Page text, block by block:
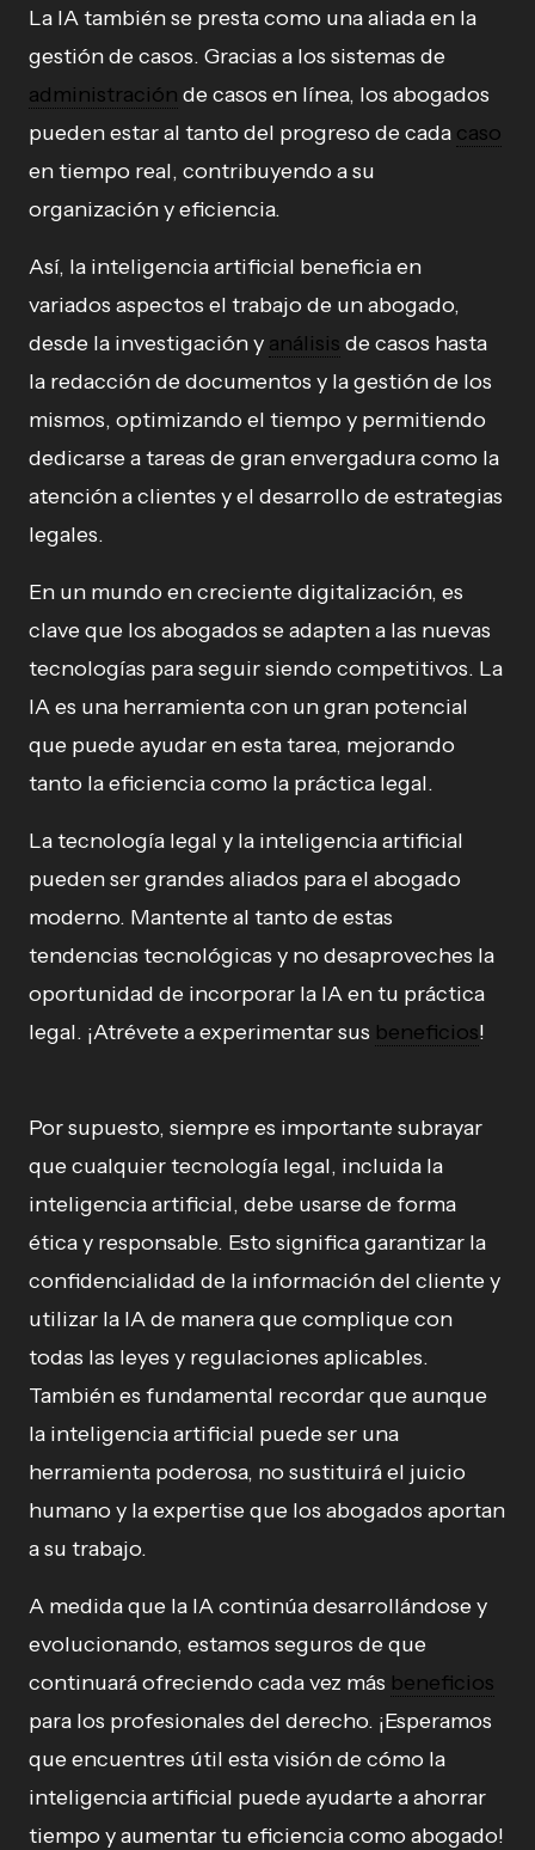
La IA también se presta como una aliada en la
gestión de casos. Gracias a los sistemas de
administración de casos en línea, los abogados
pueden estar al tanto del progreso de cada caso
en tiempo real, contribuyendo a su
organización y eficiencia.
Así, la inteligencia artificial beneficia en
variados aspectos el trabajo de un abogado,
desde la investigación y análisis de casos hasta
la redacción de documentos y la gestión de los
mismos, optimizando el tiempo y permitiendo
dedicarse a tareas de gran envergadura como la
atención a clientes y el desarrollo de estrategias
legales.
En un mundo en creciente digitalización, es
clave que los abogados se adapten a las nuevas
tecnologías para seguir siendo competitivos. La
IA es una herramienta con un gran potencial
que puede ayudar en esta tarea, mejorando
tanto la eficiencia como la práctica legal.
La tecnología legal y la inteligencia artificial
pueden ser grandes aliados para el abogado
moderno. Mantente al tanto de estas
tendencias tecnológicas y no desaproveches la
oportunidad de incorporar la IA en tu práctica
legal. ¡Atrévete a experimentar sus beneficios!
Por supuesto, siempre es importante subrayar
que cualquier tecnología legal, incluida la
inteligencia artificial, debe usarse de forma
ética y responsable. Esto significa garantizar la
confidencialidad de la información del cliente y
utilizar la IA de manera que complique con
todas las leyes y regulaciones aplicables.
También es fundamental recordar que aunque
la inteligencia artificial puede ser una
herramienta poderosa, no sustituirá el juicio
humano y la expertise que los abogados aportan
a su trabajo.
A medida que la IA continúa desarrollándose y
evolucionando, estamos seguros de que
continuará ofreciendo cada vez más beneficios
para los profesionales del derecho. ¡Esperamos
que encuentres útil esta visión de cómo la
inteligencia artificial puede ayudarte a ahorrar
tiempo y aumentar tu eficiencia como abogado!